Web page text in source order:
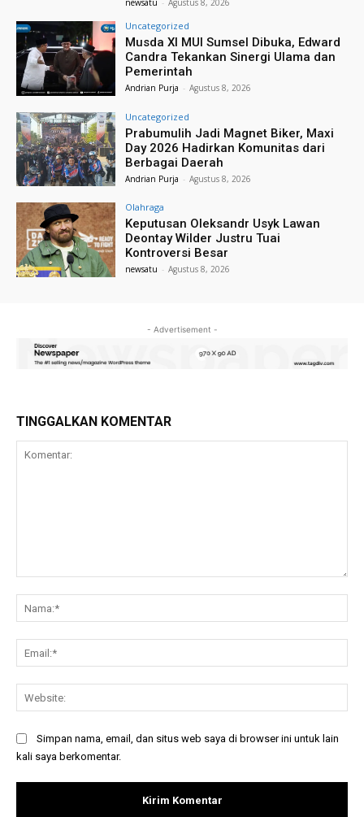
newsatu - Agustus 8, 2026
Uncategorized
Musda XI MUI Sumsel Dibuka, Edward
Candra Tekankan Sinergi Ulama dan
Pemerintah
Andrian Purja - Agustus 8, 2026
Uncategorized
Prabumulih Jadi Magnet Biker, Maxi
Day 2026 Hadirkan Komunitas dari
Berbagai Daerah
Andrian Purja - Agustus 8, 2026
Olahraga
Keputusan Oleksandr Usyk Lawan
Deontay Wilder Justru Tuai
Kontroversi Besar
newsatu - Agustus 8, 2026
- Advertisement -
TINGGALKAN KOMENTAR
Simpan nama, email, dan situs web saya di browser ini untuk lain
kali saya berkomentar.